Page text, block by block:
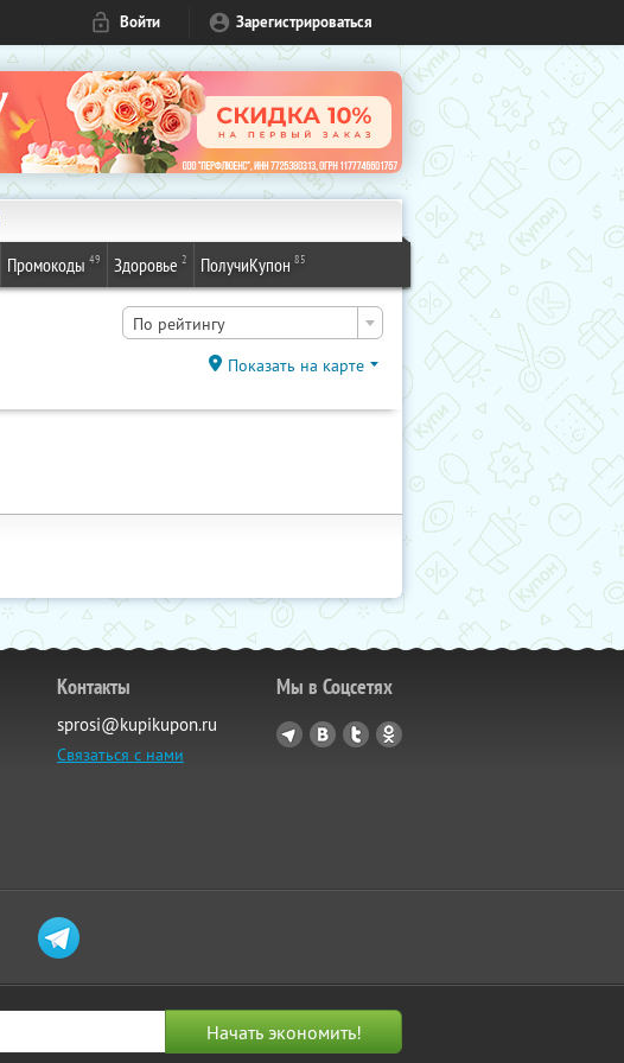
Войти Зарегистрироваться
Промокоды 49 Здоровье 2 ПолучиКупон 85
По рейтингу
Показать на карте
Контакты
sprosi@kupikupon.ru
Связаться с нами
Мы в Соцсетях